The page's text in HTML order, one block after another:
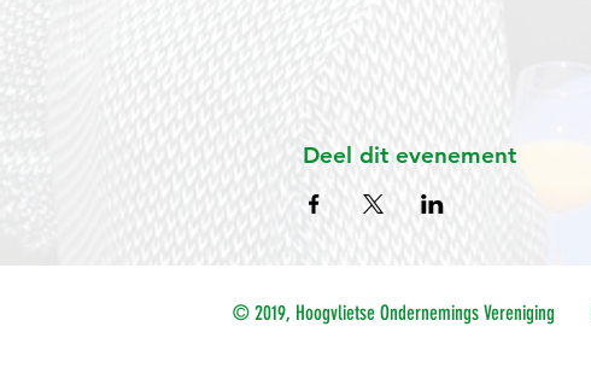
Deel dit evenement
© 2019, Hoogvlietse Ondernemings Vereniging